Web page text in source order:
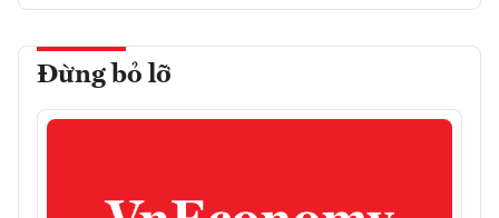
Đừng bỏ lỡ